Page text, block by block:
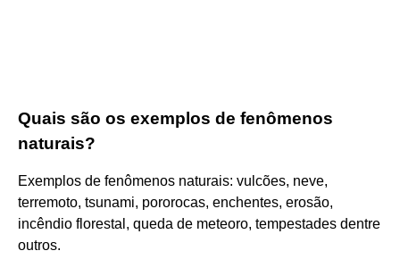
Quais são os exemplos de fenômenos
naturais?
Exemplos de fenômenos naturais: vulcões, neve,
terremoto, tsunami, pororocas, enchentes, erosão,
incêndio florestal, queda de meteoro, tempestades dentre
outros.